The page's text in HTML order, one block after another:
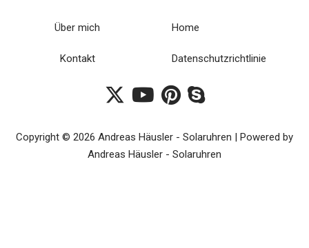
Über mich
Kontakt
Home
Datenschutzrichtlinie
Copyright © 2026 Andreas Häusler - Solaruhren | Powered by
Andreas Häusler - Solaruhren